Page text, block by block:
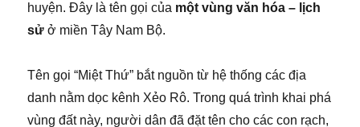
huyện. Đây là tên gọi của một vùng văn hóa – lịch
sử ở miền Tây Nam Bộ.
Tên gọi “Miệt Thứ” bắt nguồn từ hệ thống các địa
danh nằm dọc kênh Xẻo Rô. Trong quá trình khai phá
vùng đất này, người dân đã đặt tên cho các con rạch,